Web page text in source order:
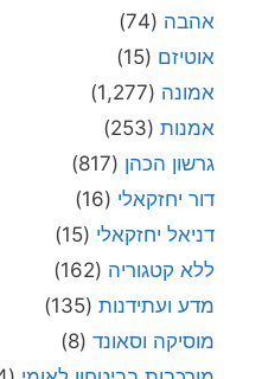
אהבה (74)
אוטיזם (15)
אמונה (1,277)
אמנות (253)
גרשון הכהן (817)
דור יחזקאלי (16)
דניאל יחזקאלי (15)
ללא קטגוריה (162)
מדע ועתידנות (135)
מוסיקה וסאונד (8)